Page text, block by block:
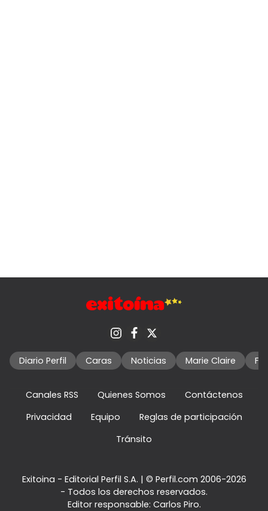
Diario Perfil Caras Noticias Marie Claire
Canales RSS Quienes Somos
Contáctenos
Privacidad
Equipo
Reglas de participación
Tránsito
Exitoina - Editorial Perfil S.A. | © Perfil.com 2006-2026
- Todos los derechos reservados.
Editor responsable: Carlos Piro.